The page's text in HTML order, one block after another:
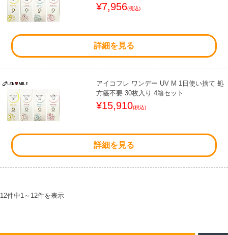
¥7,956(税込)
詳細を見る
アイコフレ ワンデー UV M 1日使い捨て 処
方箋不要 30枚入り 4箱セット
¥15,910(税込)
詳細を見る
12件中1 ～ 12件を表示